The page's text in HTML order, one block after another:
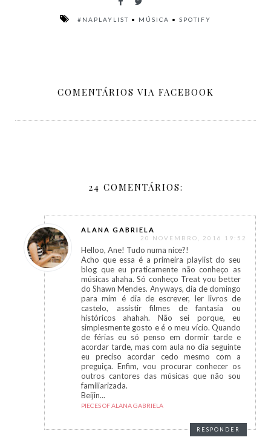
#NAPLAYLIST • MÚSICA • SPOTIFY
COMENTÁRIOS VIA FACEBOOK
24 COMENTÁRIOS:
ALANA GABRIELA
20 NOVEMBRO, 2016 19:52
Helloo, Ane! Tudo numa nice?!
Acho que essa é a primeira playlist do seu
blog que eu praticamente não conheço as
músicas ahaha. Só conheço Treat you better
do Shawn Mendes. Anyways, dia de domingo
para mim é dia de escrever, ler livros de
castelo, assistir filmes de fantasia ou
históricos ahahah. Não sei porque, eu
simplesmente gosto e é o meu vício. Quando
de férias eu só penso em dormir tarde e
acordar tarde, mas com aula no dia seguinte
eu preciso acordar cedo mesmo com a
preguiça. Enfim, vou procurar conhecer os
outros cantores das músicas que não sou
familiarizada.
Beijin...
PIECES OF ALANA GABRIELA
RESPONDER